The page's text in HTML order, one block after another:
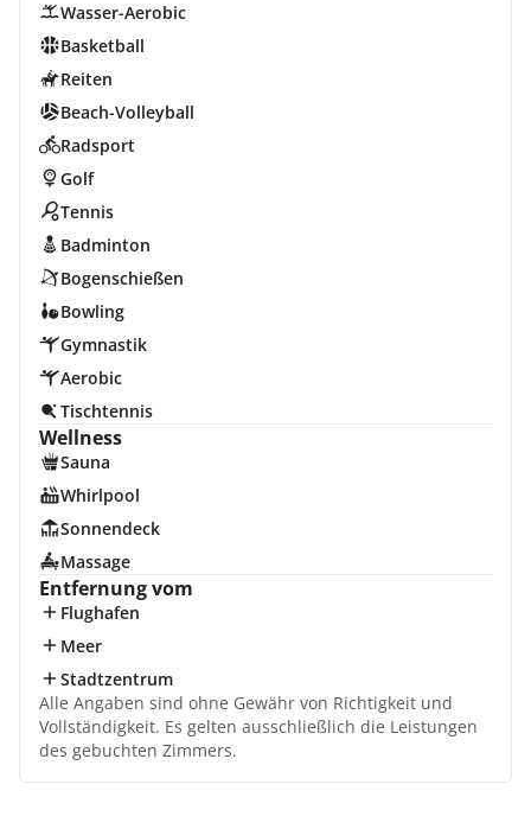
Wasser-Aerobic
Basketball
Reiten
Beach-Volleyball
Radsport
Golf
Tennis
Badminton
Bogenschießen
Bowling
Gymnastik
Aerobic
Tischtennis
Wellness
Sauna
Whirlpool
Sonnendeck
Massage
Entfernung vom
Flughafen
Meer
Stadtzentrum
Alle Angaben sind ohne Gewähr von Richtigkeit und
Vollständigkeit. Es gelten ausschließlich die Leistungen
des gebuchten Zimmers.